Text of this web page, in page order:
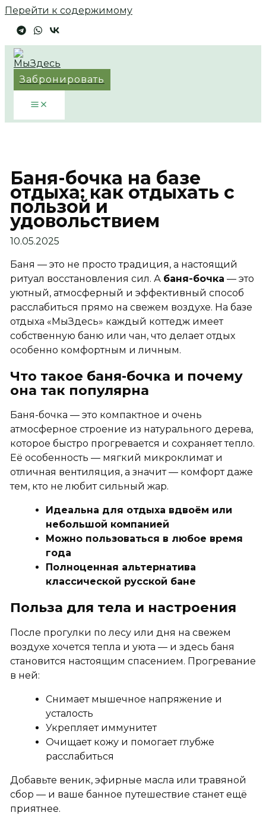
Перейти к содержимому
Забронировать
Баня-бочка на базе
отдыха: как отдыхать с
пользой и
удовольствием
10.05.2025
Баня — это не просто традиция, а настоящий
ритуал восстановления сил. А баня-бочка — это
уютный, атмосферный и эффективный способ
расслабиться прямо на свежем воздухе. На базе
отдыха «МыЗдесь» каждый коттедж имеет
собственную баню или чан, что делает отдых
особенно комфортным и личным.
Что такое баня-бочка и почему
она так популярна
Баня-бочка — это компактное и очень
атмосферное строение из натурального дерева,
которое быстро прогревается и сохраняет тепло.
Её особенность — мягкий микроклимат и
отличная вентиляция, а значит — комфорт даже
тем, кто не любит сильный жар.
Идеальна для отдыха вдвоём или
небольшой компанией
Можно пользоваться в любое время
года
Полноценная альтернатива
классической русской бане
Польза для тела и настроения
После прогулки по лесу или дня на свежем
воздухе хочется тепла и уюта — и здесь баня
становится настоящим спасением. Прогревание
в ней:
Снимает мышечное напряжение и
усталость
Укрепляет иммунитет
Очищает кожу и помогает глубже
расслабиться
Добавьте веник, эфирные масла или травяной
сбор — и ваше банное путешествие станет ещё
приятнее.